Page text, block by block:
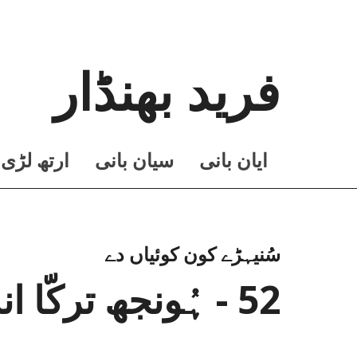
فرید بھنڈار
ايان بانی سيان بانی ارتھ لڑی
سُنیہڑے کون کوئیاں دے
52 - ہُونجھ ترکّا اندروں باہروں